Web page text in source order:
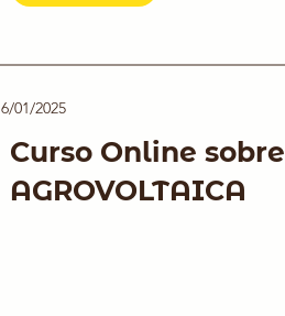
6/01/2025
Curso Online sobre
AGROVOLTAICA